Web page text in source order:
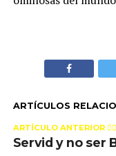
ARTÍCULOS
ARTÍCULO ANTERIOR 👉🏻
Servid y no ser